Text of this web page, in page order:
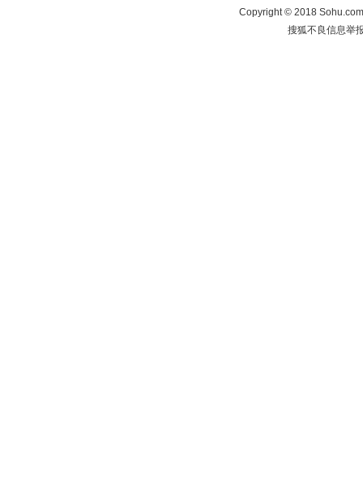
Copyright©2018
搜狐不良信息举